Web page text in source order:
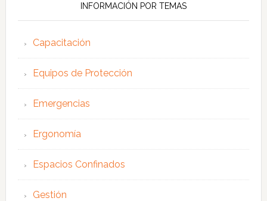
INFORMACIÓN POR TEMAS
Capacitación
Equipos de Protección
Emergencias
Ergonomía
Espacios Confinados
Gestión